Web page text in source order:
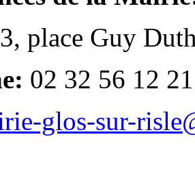
3, place Guy
02 32 56 12 21
glos-sur-